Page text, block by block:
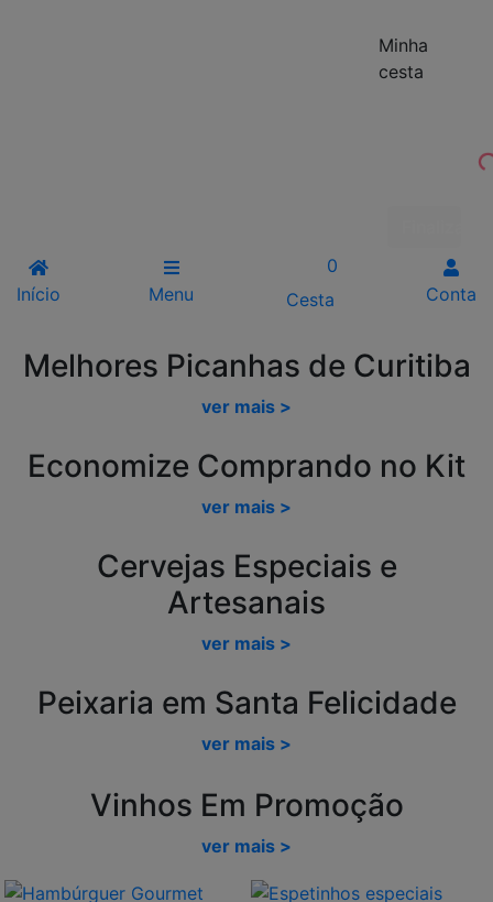
Minha
cesta
Início Menu
0
Cesta
Conta
Melhores Picanhas de Curitiba
ver mais >
Economize Comprando no Kit
ver mais >
Cervejas Especiais e
Artesanais
ver mais >
Peixaria em Santa Felicidade
ver mais >
Vinhos Em Promoção
ver mais >